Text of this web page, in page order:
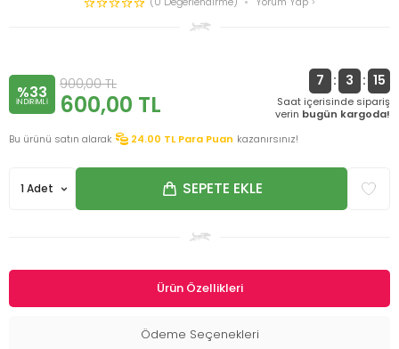
%33
INDIRIMLI
900,00TL
600,00 TL
7 : 3 : 15
Saat içerisinde sipariş
verin bugün kargoda!
Bu ürünü satın alarak
24.00 TL Para Puan kazanırsınız!
SEPETE EKLE
Ürün Özellikleri
Ödeme Seçenekleri